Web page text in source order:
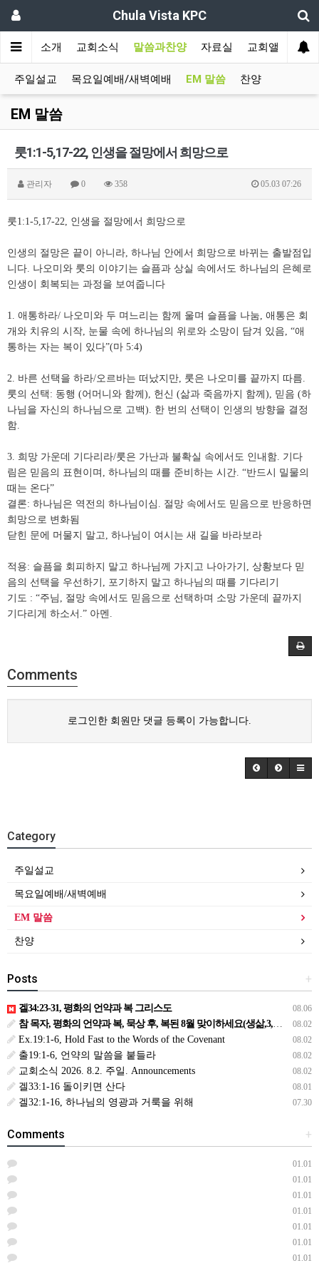
Chula Vista KPC
교회소개 교회소식 말씀과찬양 자료실 교회앨범
주일설교 목요일예배/새벽예배 EM 말씀 찬양
EM 말씀
룻1:1-5,17-22, 인생을 절망에서 희망으로
관리자 0 358 05.03 07:26
룻1:1-5,17-22, 인생을 절망에서 희망으로
인생의 절망은 끝이 아니라, 하나님 안에서 희망으로 바뀌는 출발점입
니다. 나오미와 룻의 이야기는 슬픔과 상실 속에서도 하나님의 은혜로
인생이 회복되는 과정을 보여줍니다
1. 애통하라/ 나오미와 두 며느리는 함께 울며 슬픔을 나눔, 애통은 회
개와 치유의 시작, 눈물 속에 하나님의 위로와 소망이 담겨 있음, “애
통하는 자는 복이 있다”(마 5:4)
2. 바른 선택을 하라/오르바는 떠났지만, 룻은 나오미를 끝까지 따름.
룻의 선택: 동행 (어머니와 함께), 헌신 (삶과 죽음까지 함께), 믿음 (하
나님을 자신의 하나님으로 고백). 한 번의 선택이 인생의 방향을 결정
함.
3. 희망 가운데 기다리라/룻은 가난과 불확실 속에서도 인내함. 기다
림은 믿음의 표현이며, 하나님의 때를 준비하는 시간. “반드시 밀물의
때는 온다”
결론: 하나님은 역전의 하나님이심. 절망 속에서도 믿음으로 반응하면
희망으로 변화됨
닫힌 문에 머물지 말고, 하나님이 여시는 새 길을 바라보라
적용: 슬픔을 회피하지 말고 하나님께 가지고 나아가기, 상황보다 믿
음의 선택을 우선하기, 포기하지 말고 하나님의 때를 기다리기
기도 : “주님, 절망 속에서도 믿음으로 선택하며 소망 가운데 끝까지
기다리게 하소서.” 아멘.
Comments
로그인한 회원만 댓글 등록이 가능합니다.
Category
주일설교
목요일예배/새벽예배
EM 말씀
찬양
+
Posts
08.06
겔34:23-31, 평화의 언약과 복 그리스도
08.02
참 목자, 평화의 언약과 복, 묵상 후, 복된 8월 맞이하세요(생삶,3,월) *예수생명 내생명 우리생명!
08.02
Ex.19:1-6, Hold Fast to the Words of the Covenant
08.02
출19:1-6, 언약의 말씀을 붙들라
08.02
교회소식 2026. 8.2. 주일. Announcements
08.01
겔33:1-16 돌이키면 산다
07.30
겔32:1-16, 하나님의 영광과 거룩을 위해
+
Comments
01.01
01.01
01.01
01.01
01.01
01.01
01.01